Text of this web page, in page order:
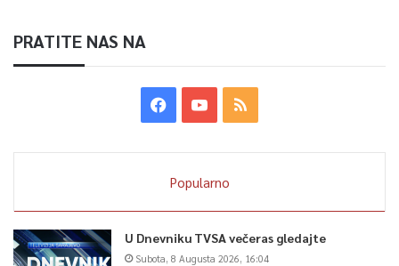
PRATITE NAS NA
Popularno
U Dnevniku TVSA večeras gledajte
Subota, 8 Augusta 2026, 16:04